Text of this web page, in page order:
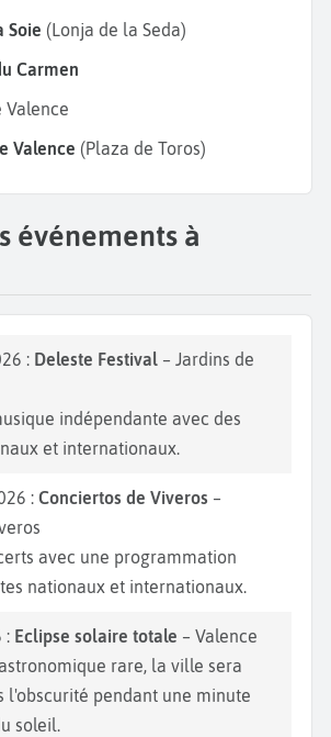
en assistant à Las Fallas, une fête
sculptures en carton-pâte
de la nuit du 19 mars. Bonnes
!
Soie (Lonja de la Seda)
Carmen
Valence
Valence (Plaza de Toros)
événements à
: Deleste Festival – Jardins de
indépendante avec des
et internationaux.
: Conciertos de Viveros –
avec une programmation
nationaux et internationaux.
: Eclipse solaire totale – Valence
rare, la ville sera
l'obscurité pendant une minute
soleil.